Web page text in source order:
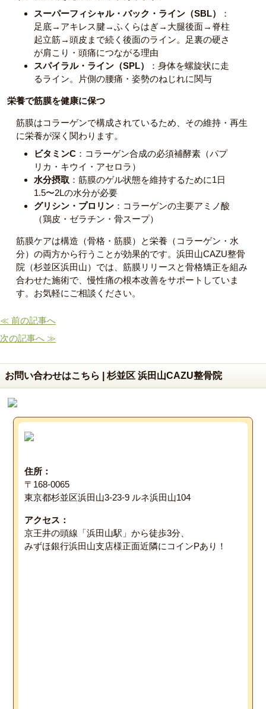
スーパーフィシャル・バック・ライン（SBL）
：
足底→アキレス腱→ふくらはぎ→大腿後面→脊柱
起立筋→頭皮まで続く後面のライン。足裏の硬さ
が肩こり・頭痛につながる理由
スパイラル・ライン（SPL）
：身体を螺旋状に走
るライン。片側の腰痛・姿勢のねじれに関与
栄養で筋膜を健康に保つ
筋膜はコラーゲンで構成されているため、その維持・再生
に栄養が深く関わります。
ビタミンC ：コラーゲン合成の必須補酵素（パプ
リカ・キウイ・アセロラ）
水分摂取 ：筋膜のゲル状態を維持するために1日
1.5〜2Lの水分が必要
グリシン・プロリン ：コラーゲンの主要アミノ酸
（鶏皮・ゼラチン・骨スープ）
筋膜ケアは構造（骨格・筋膜）と栄養（コラーゲン・水
分）の両方から行うことが効果的です。浜田山CAZU整骨
院（杉並区浜田山）では、筋膜リリースと骨格矯正を組み
合わせた施術で、慢性痛の根本改善をサポートしていま
す。お気軽にご相談ください。
≪ 前の記事へ
次の記事へ ≫
お問い合わせはこちら | 杉並区 浜田山CAZU整骨院
住所：
〒168-0065
東京都杉並区浜田山3-23-9 ルネ浜田山104
アクセス：
京王井の頭線「浜田山駅」から徒歩3分、
みずほ銀行浜田山支店様正面近隣にコインPあり！